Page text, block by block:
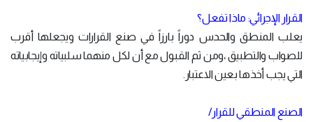
القرار الإجرائي: ماذا تفعل؟
يعلب المنطق والحدس دوراً بارزاً في صنع القرارات ويجعلها أقرب
للصواب والتطبيق ،ومن ثم القبول مع أن لكل منهما سلبياته وإيجابياته
التي يجب أخذها بعين الاعتبار.
الصنع المنطقي للقرار/